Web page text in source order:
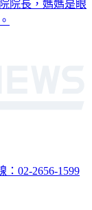
院長，媽媽是眼
：02-2656-1599